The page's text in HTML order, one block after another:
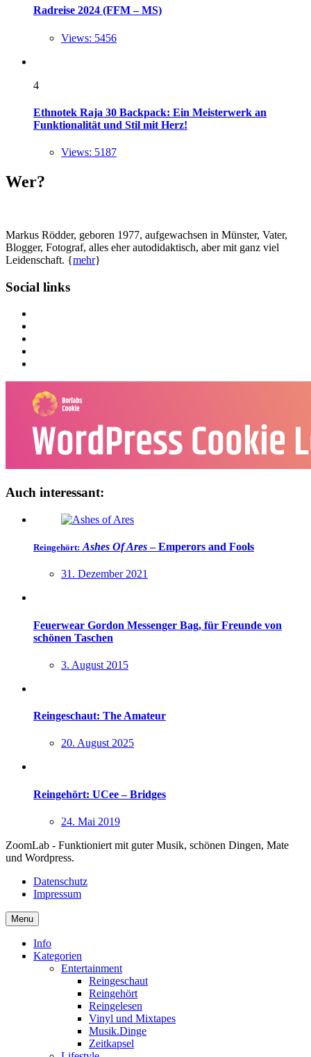
Radreise 2024 (FFM – MS)
Views: 5456
4
Ethnotek Raja 30 Backpack: Ein Meisterwerk an
Funktionalität und Stil mit Herz!
Views: 5187
Wer?
Markus Rödder, geboren 1977, aufgewachsen in Münster, Vater,
Blogger, Fotograf, alles eher autodidaktisch, aber mit ganz viel
Leidenschaft. {mehr}
Social links
Auch interessant:
Reingehört: Ashes Of Ares–Emperors and Fools
31. Dezember 2021
Feuerwear Gordon Messenger Bag, für Freunde von
schönen Taschen
3. August 2015
Reingeschaut: The Amateur
20. August 2025
Reingehört: UCee – Bridges
24. Mai 2019
ZoomLab - Funktioniert mit guter Musik, schönen Dingen, Mate
und Wordpress.
Datenschutz
Impressum
Menu
Info
Kategorien
Entertainment
Reingeschaut
Reingehört
Reingelesen
Vinyl und Mixtapes
Musik.Dinge
Zeitkapsel